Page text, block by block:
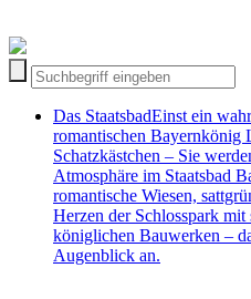
Das StaatsbadEinst ein
romantischen Bayernkönig
Schatzkästchen – Sie
Atmosphäre im Staatsbad
romantische Wiesen,
Herzen der Schlosspark
königlichen Bauwerken –
Augenblick an.